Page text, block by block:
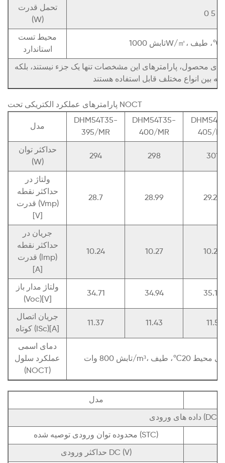
تحمل قدرت
(W)
محیط تست
استاندارد
محصول، پارامترهای این مشخصات تنها یک جزء نیستند، بلکه
پارامترهای عملکرد الکتریکی تحت NOCT
مدل
DHM54T35-
395/MR
DHM54T35-
400/MR
405/
حداکثر توان
(W)
294 298 301
ولتاژ در
حداکثر نقطه
قدرت (Vmp)
[V]
28.7 28.99 29.29
جریان در
حداکثر نقطه
قدرت (lmp)
[A]
10.24 10.27 10.29
ولتاژ مدار باز
(Voc)[V]
34.71 34.94 35.14
جریان اتصال
کوتاه (ISc)[A]
11.37 11.43 11.5
دمای اسمی
عملکرد سلول
(NOCT)
مدل
داده های ورودی (DC)
محدوده توان ورودی توصیه شده (STC)
حداکثر ورودی DC (V)